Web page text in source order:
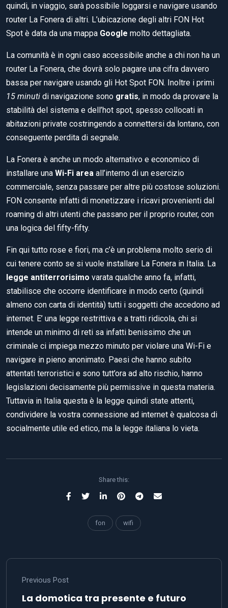
quindi, in viaggio, sarà possibile loggarsi e navigare usando
router La Fonera di altri. L’ubicazione degli altri FON Hot
Spot è data da una mappa Google molto dettagliata.
La comunità è in ogni caso accessibile anche a chi non ha un
router La Fonera, che dovrà solo pagare una cifra davvero
bassa per navigare usando gli Hot Spot FON. Inoltre i primi
15 minuti di navigazione sono gratis, in modo da provare la
stabilità del sistema e dell’hot spot, spesso collocati in
abitazioni private costringendo a connettersi da lontano, con
conseguente perdita di segnale.
La Fonera è anche un modo alternativo e economico di
installare una Wi-Fi area all’interno di un esercizio
commerciale, senza passare per altre più costose soluzioni.
FON consente infatti di monetizzare i ricavi provenienti dal
roaming di altri utenti che passano per il proprio router, con
una logica del fifty-fifty.
Fin qui tutto rose e fiori, ma c’è un problema molto serio di
cui tenere conto se si vuole installare La Fonera in Italia. La
legge antiterrorisimo varata qualche anno fa, infatti,
stabilisce che occorre identificare in modo certo (quindi
almeno con carta di identità) tutti i soggetti che accedono ad
internet. E’ una legge restrittiva e a tratti ridicola, chi si
intende un minimo di reti sa infatti benissimo che un
criminale ci impiega mezzo minuto per violare una Wi-Fi e
navigare in pieno anonimato. Paesi che hanno subito
attentati terroristici e sono tutt’ora ad alto rischio, hanno
legislazioni decisamente più permissive in questa materia.
Tuttavia in Italia questa è la legge quindi state attenti,
condividere la vostra connessione ad internet è qualcosa di
socialmente utile ed etico, ma la legge italiana lo vieta.
Share this:
fon wifi
Previous Post
La domotica tra presente e futuro